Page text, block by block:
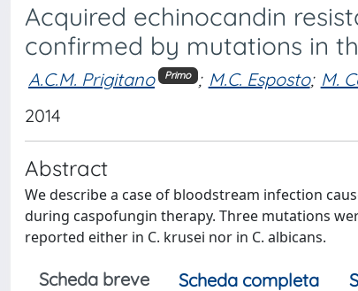
Acquired echinocandin
confirmed by mutations in
A.C.M. Prigitano Primo ; M.C. Esposto; M.
2014
Abstract
We describe a case of bloodstream infection
during caspofungin therapy. Three mutations
reported either in C. krusei nor in C. albicans.
Scheda breve Scheda completa